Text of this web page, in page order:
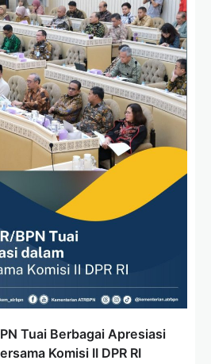
Tuai Berbagai Apresiasi
Komisi II DPR RI